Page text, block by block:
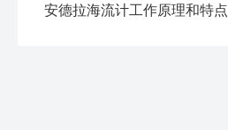
安德拉海流计工作原理和特点